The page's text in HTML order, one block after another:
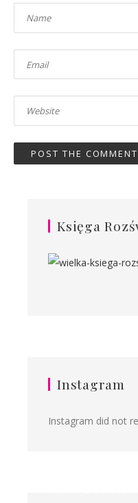
Księga
Instagram
Instagram did not